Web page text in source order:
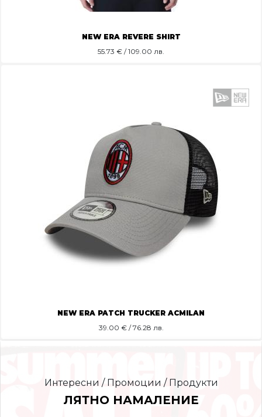
NEW ERA REVERE SHIRT
55.73 € / 109.00 лв.
NEW ERA PATCH TRUCKER ACMILAN
39.00 € / 76.28 лв.
Интересни / Промоции / Продукти
ЛЯТНО НАМАЛЕНИЕ